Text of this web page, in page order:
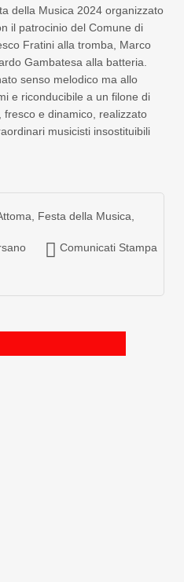
della Musica 2024 organizzato
il patrocinio del Comune di
Fratini alla tromba, Marco
Gambatesa alla batteria.
senso melodico ma allo
e riconducibile a un filone di
e dinamico, realizzato
musicisti insostituibili
Festa della Musica
Comunicati Stampa